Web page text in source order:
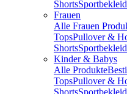
Shorts
Frauen
Alle Frauen
TopsPullover &
Shorts
Kinder & Babys
Alle Produkte
TopsPullover &
Shorts